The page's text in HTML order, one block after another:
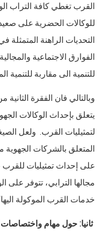
القرب تغطي كافة التراب
للوكالات الحضرية على
التحديات الراهنة المتمثلة
اﻟﻔﻮارق اﻻﺟﺘﻤﺎﻋﻴﺔ
ﻟﻠﺘﻨﻤﻴﺔ الى ﻣﻘﺎرﺑﺔ ﻟﻠﺘﻨﻤﻴﺔ
يتعلق بإحداث الوكالات
المتعلق بالشركات الجهوية
على إحداث تمثيليات
مجالها الترابي، تتوفر
خدمات القرب الموكولة
ثانيا: حول مهام واختصاصات